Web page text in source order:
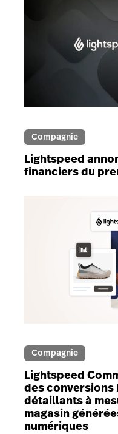
Compagnie
Lightspeed
financiers du
Compagnie
Lightspeed
des conversions
détaillants à
magasin
numériques